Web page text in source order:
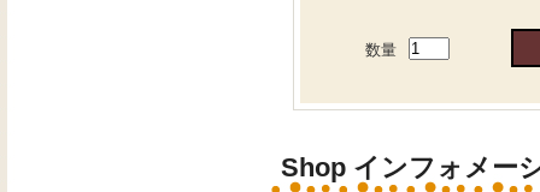
数量
Shop インフォメー